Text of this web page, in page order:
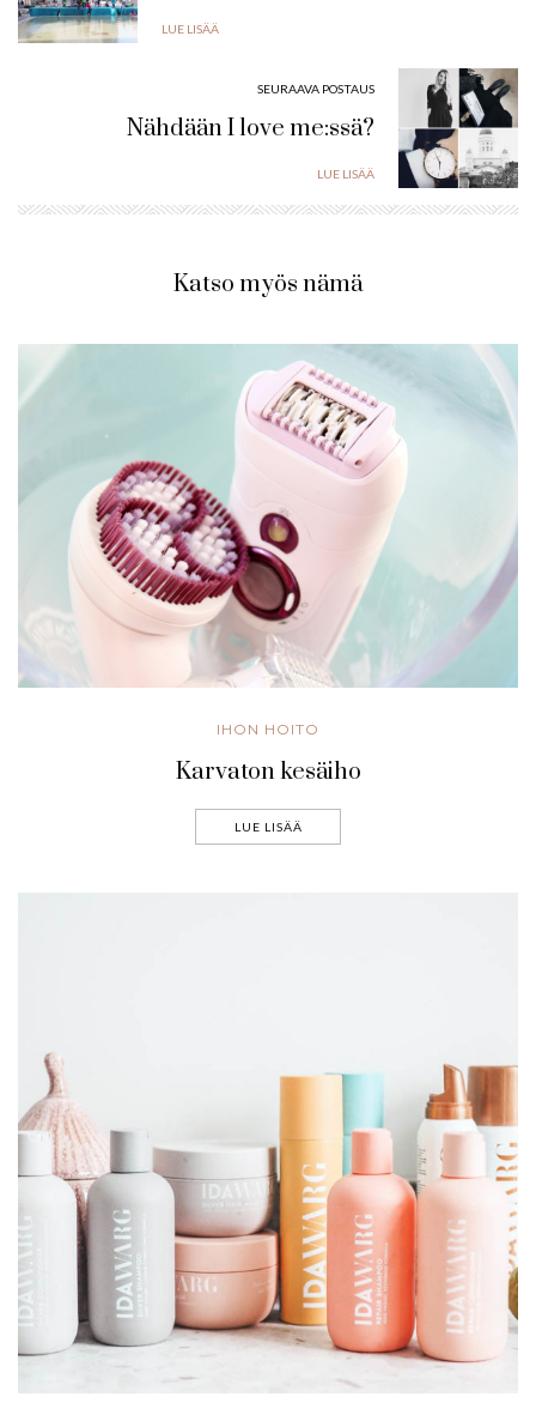
LUE LISÄÄ
SEURAAVA POSTAUS
Nähdään I love me:ssä?
LUE LISÄÄ
Katso myös nämä
IHON HOITO
Karvaton kesäiho
LUE LISÄÄ